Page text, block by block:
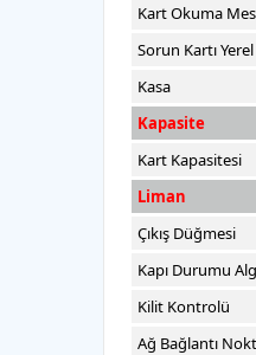
Kart Okuma
Sorun Kartı
Kasa
Kapasite
Kart Kapasitesi
Liman
Çıkış Düğmesi
Kapı Durumu
Kilit Kontrolü
Ağ Bağlantı